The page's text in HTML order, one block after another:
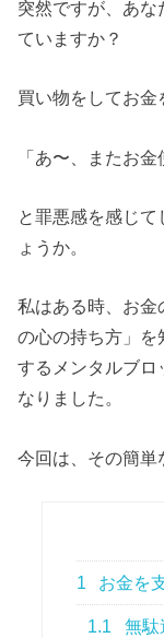
突然ですが、あな
ていますか？
買い物をしてお金
「あ〜、またお金
と罪悪感を感じ
ょうか。
私はある時、お
の心の持ち方」
するメンタルブロ
なりました。
今回は、その簡単
1 お金を
1.1 無駄